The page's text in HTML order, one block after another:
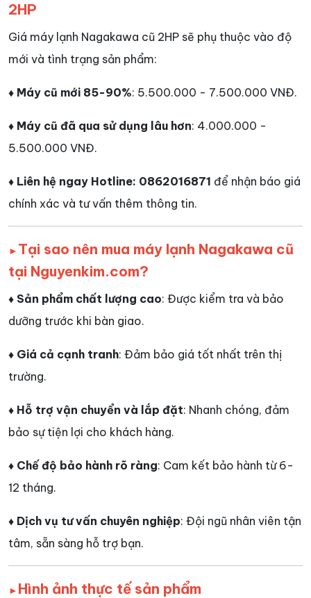
2HP
Giá máy lạnh Nagakawa cũ 2HP sẽ phụ thuộc vào độ
mới và tình trạng sản phẩm:
♦ Máy cũ mới 85-90%: 5.500.000 - 7.500.000 VNĐ.
♦ Máy cũ đã qua sử dụng lâu hơn: 4.000.000 -
5.500.000 VNĐ.
♦ Liên hệ ngay Hotline: 0862016871 để nhận báo giá
chính xác và tư vấn thêm thông tin.
► Tại sao nên mua máy lạnh Nagakawa cũ
tại Nguyenkim.com?
♦ Sản phẩm chất lượng cao: Được kiểm tra và bảo
dưỡng trước khi bàn giao.
♦ Giá cả cạnh tranh: Đảm bảo giá tốt nhất trên thị
trường.
♦ Hỗ trợ vận chuyển và lắp đặt: Nhanh chóng, đảm
bảo sự tiện lợi cho khách hàng.
♦ Chế độ bảo hành rõ ràng: Cam kết bảo hành từ 6-
12 tháng.
♦ Dịch vụ tư vấn chuyên nghiệp: Đội ngũ nhân viên tận
tâm, sẵn sàng hỗ trợ bạn.
► Hình ảnh thực tế sản phẩm